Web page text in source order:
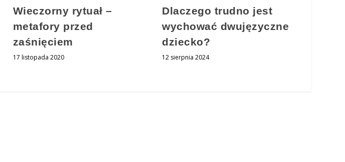
Wieczorny rytuał –
metafory przed
zaśnięciem
17 listopada 2020
Dlaczego trudno jest
wychować dwujęzyczne
dziecko?
12 sierpnia 2024